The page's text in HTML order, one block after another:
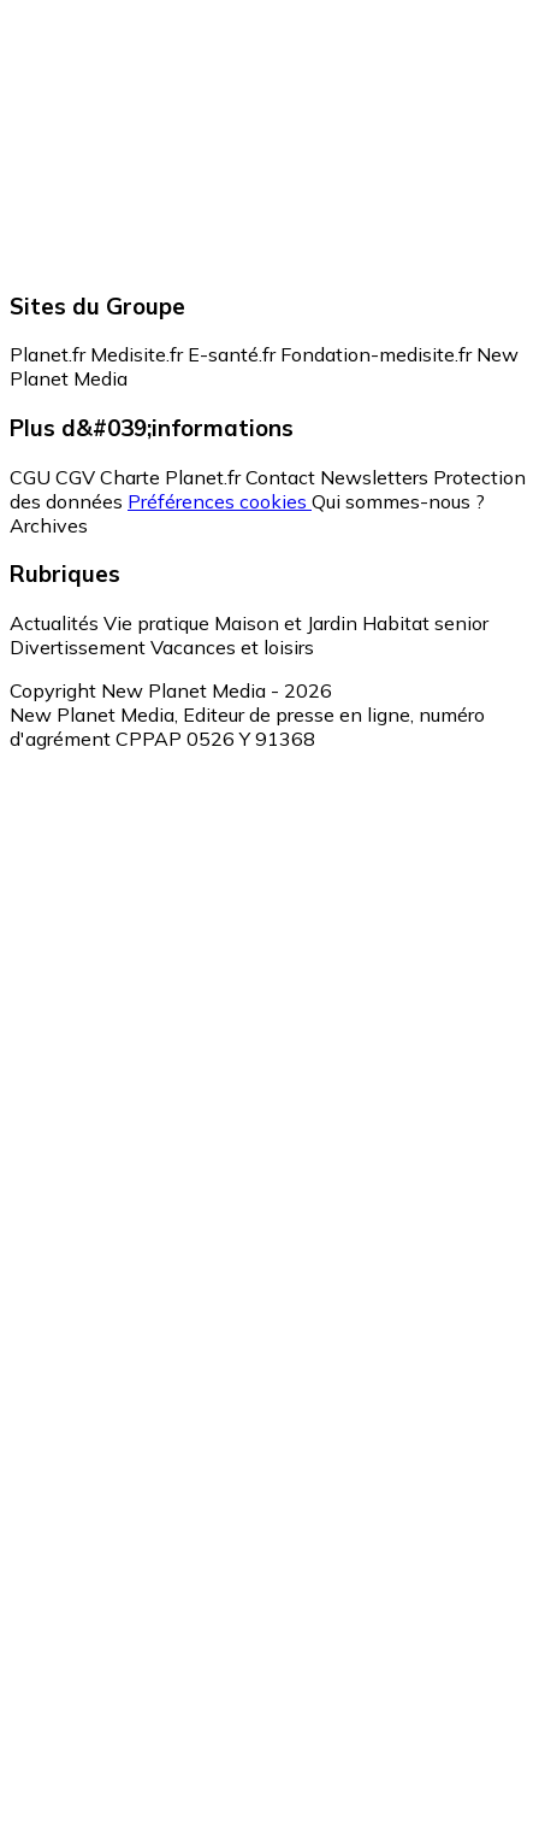
Sites du Groupe
Planet.fr Medisite.fr E-santé.fr Fondation-medisite.fr New
Planet Media
Plus d&#039;informations
CGU CGV Charte Planet.fr Contact Newsletters Protection
des données Préférences cookies Qui sommes-nous ?
Archives
Rubriques
Actualités Vie pratique Maison et Jardin Habitat senior
Divertissement Vacances et loisirs
Copyright New Planet Media - 2026
New Planet Media, Editeur de presse en ligne, numéro
d'agrément CPPAP 0526 Y 91368